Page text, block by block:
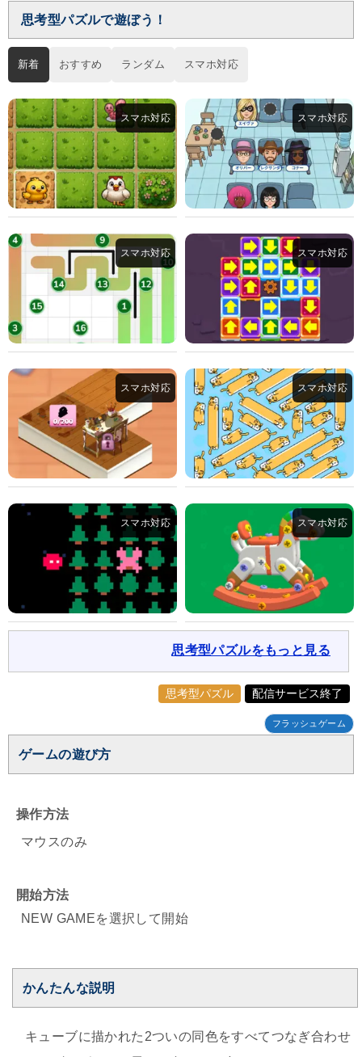
思考型パズルで遊ぼう！
新着 おすすめ ランダム スマホ対応
思考型パズルをもっと見る
思考型パズル 配信サービス終了
フラッシュゲーム
ゲームの遊び方
操作方法
マウスのみ
開始方法
NEW GAMEを選択して開始
かんたんな説明
キューブに描かれた2ついの同色をすべてつなぎ合わせ